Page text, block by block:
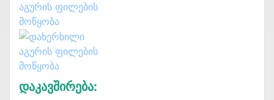
Დაკავშირება: